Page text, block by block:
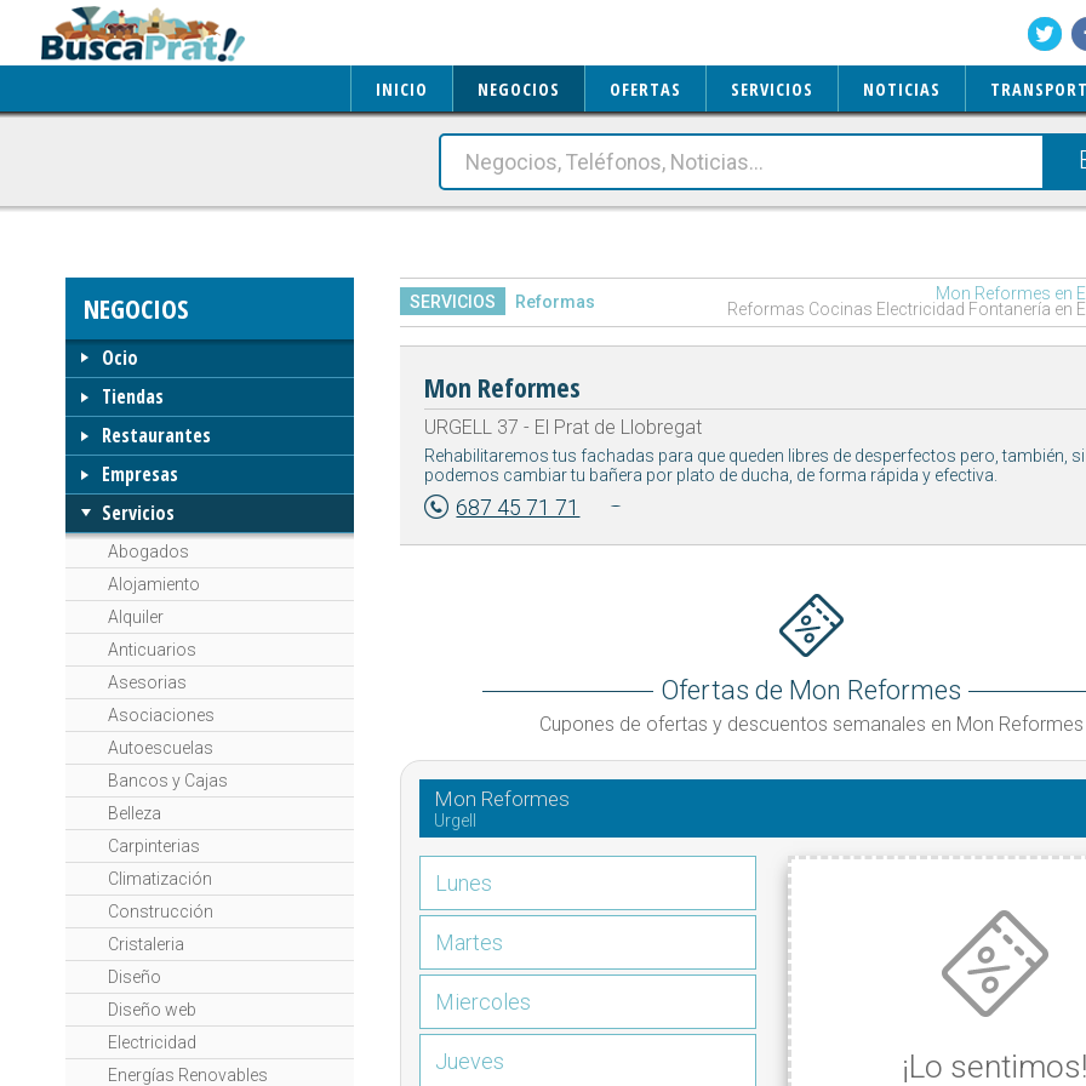
INICIO NEGOCIOS OFERTAS SERVICIOS NOTICIAS
NEGOCIOS
Ocio
Tiendas
Restaurantes
Empresas
Servicios
Abogados
Alojamiento
Alquiler
Anticuarios
Asesorias
Asociaciones
Autoescuelas
Bancos y Cajas
Belleza
Carpinterias
Climatización
Construcción
Cristaleria
Diseño
Diseño web
Electricidad
Energías Renovables
SERVICIOS Reformas
Mon Reformes en
Reformas Cocinas Electricidad Fontanería en
Mon Reformes
URGELL 37 - El Prat de Llobregat
Rehabilitaremos tus fachadas para que queden libres de desperfectos pero, también,
podemos cambiar tu bañera por plato de ducha, de forma rápida y efectiva.
687 45 71 71
Ofertas de Mon Reformes
Cupones de ofertas y descuentos semanales en Mon Reformes
Mon Reformes
Urgell
Lunes
Martes
Miercoles
Jueves ¡Lo